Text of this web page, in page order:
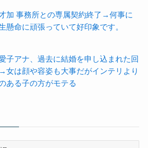
加 事務所との専属契約終了→何事に
懸命に頑張っていて好印象です。
子アナ、過去に結婚を申し込まれた回
女は顔や容姿も大事だがインテリより
ある子の方がモテる